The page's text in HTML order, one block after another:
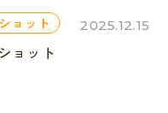
ョット 2025.12.15
ョット